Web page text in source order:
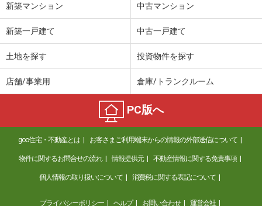
新築マンション 中古マンション
新築一戸建て 中古一戸建て
土地を探す 投資物件を探す
店舗/事業用 倉庫/トランクルーム
PC版へ
goo住宅・不動産とは お客さまご利用端末からの情報の外部送信について
物件に関するお問合せの流れ 情報提供元 不動産情報に関する免責事項
個人情報の取り扱いについて 消費税に関する表記について
プライバシーポリシー ヘルプ お問い合わせ 運営会社